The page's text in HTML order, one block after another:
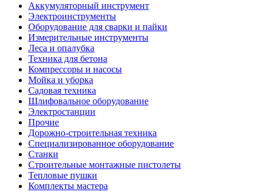
Аккумуляторный инструмент
Электроинструменты
Оборудование для сварки и пайки
Измерительные инструменты
Леса и опалубка
Техника для бетона
Компрессоры и насосы
Мойка и уборка
Садовая техника
Шлифовальное оборудование
Электростанции
Прочие
Дорожно-строительная техника
Специализированное оборудование
Станки
Строительные монтажные пистолеты
Тепловые пушки
Комплекты мастера